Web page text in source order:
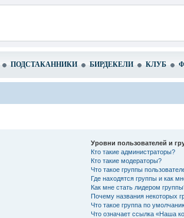
ПОДСТАКАННИКИ БИРДЕКЕЛИ КЛУБ
Уровни пользователей и
Кто такие администраторы?
Кто такие модераторы?
Что такое группы
Где находятся группы и как
Как мне стать лидером
Почему названия некоторых
Что такое группа по
Что означает ссылка «Наша